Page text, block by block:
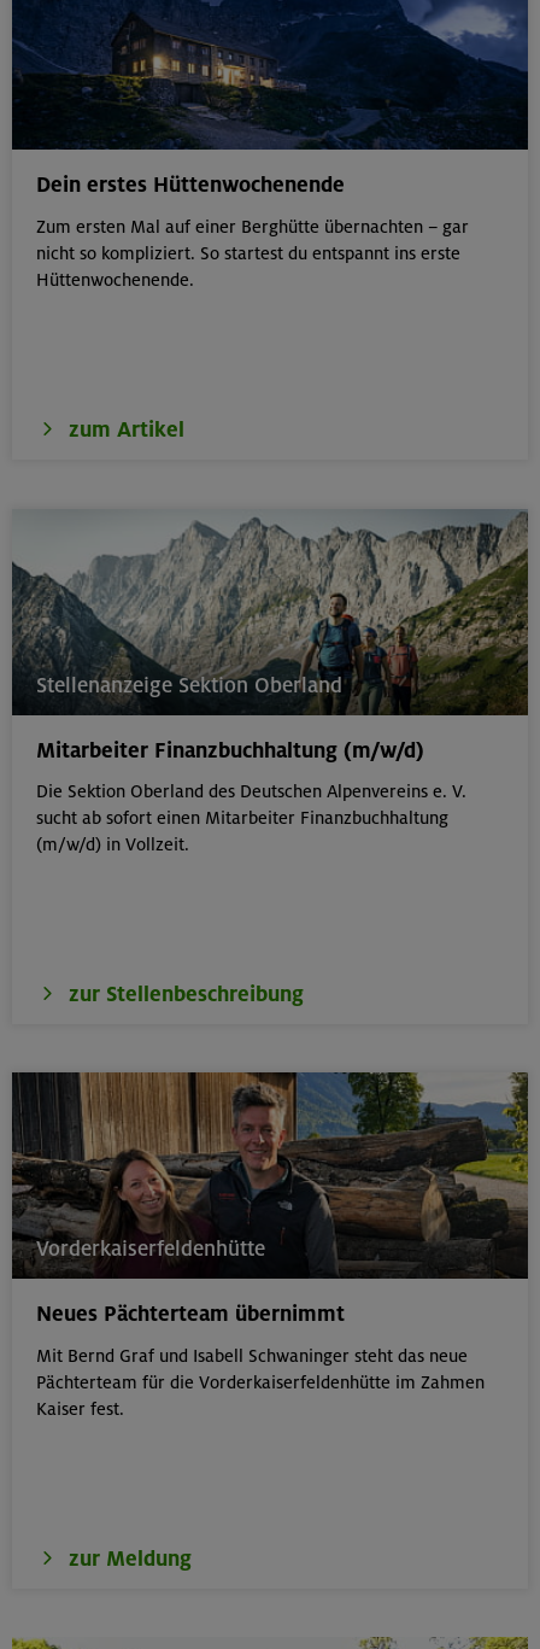
Dein erstes Hüttenwochenende
Zum ersten Mal auf einer Berghütte übernachten – gar
nicht so kompliziert. So startest du entspannt ins erste
Hüttenwochenende.
zum Artikel
Stellenanzeige Sektion Oberland
Mitarbeiter Finanzbuchhaltung (m/w/d)
Die Sektion Oberland des Deutschen Alpenvereins e. V.
sucht ab sofort einen Mitarbeiter Finanzbuchhaltung
(m/w/d) in Vollzeit.
zur Stellenbeschreibung
Vorderkaiserfeldenhütte
Neues Pächterteam übernimmt
Mit Bernd Graf und Isabell Schwaninger steht das neue
Pächterteam für die Vorderkaiserfeldenhütte im Zahmen
Kaiser fest.
zur Meldung